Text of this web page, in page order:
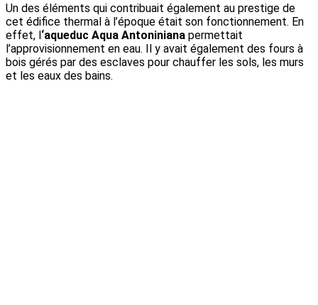
Un des éléments qui contribuait également au prestige de
cet édifice thermal à l’époque était son fonctionnement. En
effet, l‘aqueduc Aqua Antoniniana permettait
l’approvisionnement en eau. Il y avait également des fours à
bois gérés par des esclaves pour chauffer les sols, les murs
et les eaux des bains.